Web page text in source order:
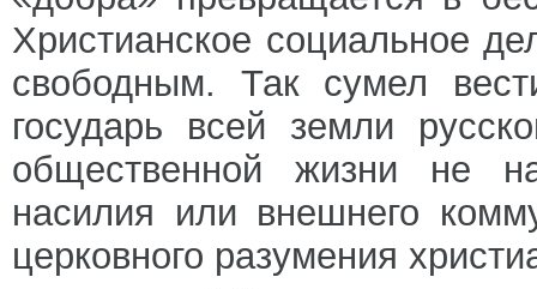
Христианское социальное
свободным. Так сумел
государь всей земли
общественной жизни не на
насилия или внешнего
церковного разумения